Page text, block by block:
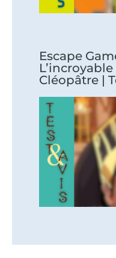
Escape
Cléopâtre |